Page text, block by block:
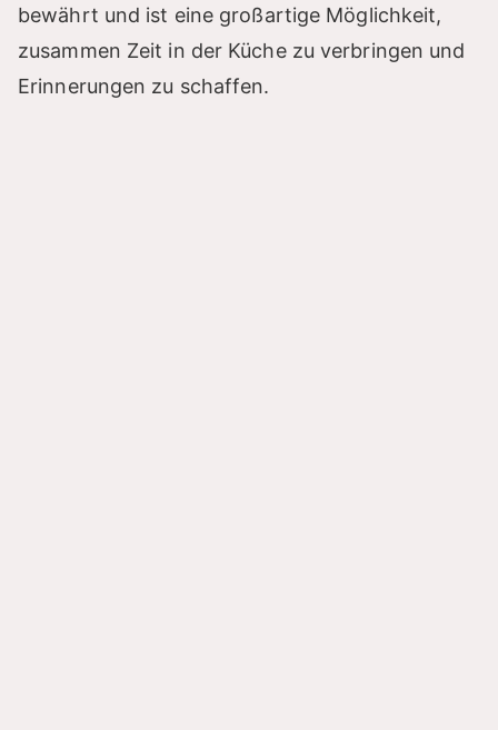
bewährt und ist eine großartige Möglichkeit,
zusammen Zeit in der Küche zu verbringen und
Erinnerungen zu schaffen.